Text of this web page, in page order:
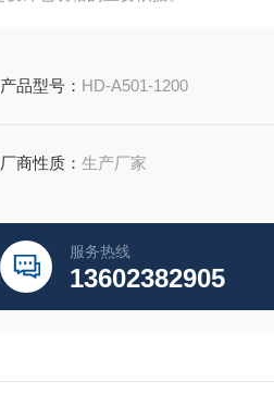
产品型号： HD-A501-1200
厂商性质：生产厂家
服务热线
13602382905